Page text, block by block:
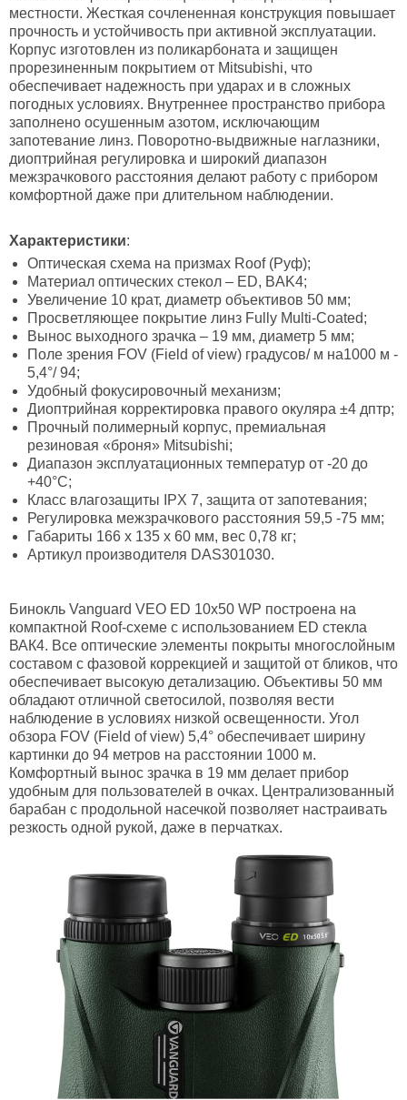
местности. Жесткая сочлененная конструкция повышает
прочность и устойчивость при активной эксплуатации.
Корпус изготовлен из поликарбоната и защищен
прорезиненным покрытием от Mitsubishi, что
обеспечивает надежность при ударах и в сложных
погодных условиях. Внутреннее пространство прибора
заполнено осушенным азотом, исключающим
запотевание линз. Поворотно-выдвижные наглазники,
диоптрийная регулировка и широкий диапазон
межзрачкового расстояния делают работу с прибором
комфортной даже при длительном наблюдении.
Характеристики:
Оптическая схема на призмах Roof (Руф);
Материал оптических стекол – ED, BАK4;
Увеличение 10 крат, диаметр объективов 50 мм;
Просветляющее покрытие линз Fully Multi-Coated;
Вынос выходного зрачка – 19 мм, диаметр 5 мм;
Поле зрения FOV (Field of view) градусов/ м на1000 м -
5,4°/ 94;
Удобный фокусировочный механизм;
Диоптрийная корректировка правого окуляра ±4 дптр;
Прочный полимерный корпус, премиальная
резиновая «броня» Mitsubishi;
Диапазон эксплуатационных температур от -20 до
+40°C;
Класс влагозащиты IPX 7, защита от запотевания;
Регулировка межзрачкового расстояния 59,5 -75 мм;
Габариты 166 x 135 x 60 мм, вес 0,78 кг;
Артикул производителя DAS301030.
Бинокль Vanguard VEO ED 10x50 WP построена на
компактной Roof-схеме с использованием ED стекла
ВАК4. Все оптические элементы покрыты многослойным
составом с фазовой коррекцией и защитой от бликов, что
обеспечивает высокую детализацию. Объективы 50 мм
обладают отличной светосилой, позволяя вести
наблюдение в условиях низкой освещенности. Угол
обзора FOV (Field of view) 5,4° обеспечивает ширину
картинки до 94 метров на расстоянии 1000 м.
Комфортный вынос зрачка в 19 мм делает прибор
удобным для пользователей в очках. Централизованный
барабан с продольной насечкой позволяет настраивать
резкость одной рукой, даже в перчатках.